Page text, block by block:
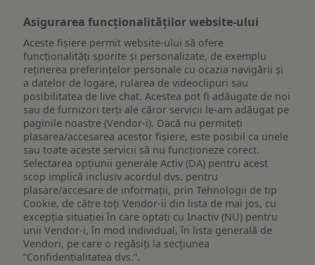
Asigurarea funcționalităților website-ului
Aceste fișiere permit website-ului să ofere
funcționalități sporite și personalizate, de exemplu
reţinerea preferinţelor personale cu ocazia navigării și
a datelor de logare, rularea de videoclipuri sau
posibilitatea de live chat. Acestea pot fi adăugate de noi
sau de furnizori terți ale căror servicii le-am adăugat pe
paginile noastre (Vendor-i). Dacă nu permiteți
plasarea/accesarea acestor fișiere, este posibil ca unele
sau toate aceste servicii să nu funcționeze corect.
Selectarea opțiunii generale Activ (DA) pentru acest
scop implică inclusiv acordul dvs. pentru
plasare/accesare de informații, prin Tehnologii de tip
Cookie, de către toți Vendor-ii din lista de mai jos, cu
excepția situației în care optați cu Inactiv (NU) pentru
unii Vendor-i, în mod individual, în lista generală de
Vendori, pe care o regăsiți la secțiunea
“Confidențialitatea dvs.”.